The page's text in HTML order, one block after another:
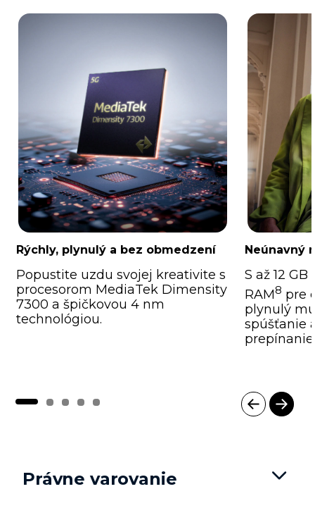
Rýchly, plynulý a bez obmedzení
Popustite uzdu svojej kreativite s
procesorom MediaTek Dimensity
7300 a špičkovou 4 nm
technológiou.
Neúnavný
S až 12
RAM8 pre
plynulý
spúšťanie
Právne varovanie